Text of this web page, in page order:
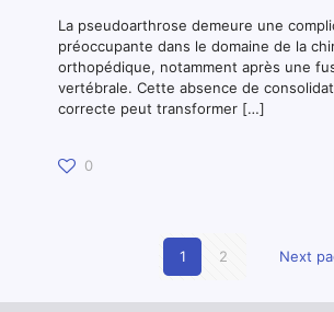
La pseudoarthrose demeure une
préoccupante dans le domaine de la
orthopédique, notamment après une
vertébrale. Cette absence de
correcte peut transformer […]
0
1 2 Next